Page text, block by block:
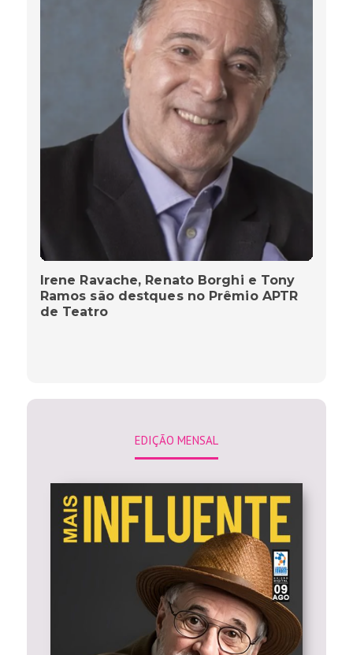
Irene Ravache, Renato Borghi e Tony
Ramos são destques no Prêmio APTR
de Teatro
EDIÇÃO MENSAL